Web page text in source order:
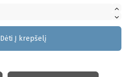
Dėti Į krepšelį